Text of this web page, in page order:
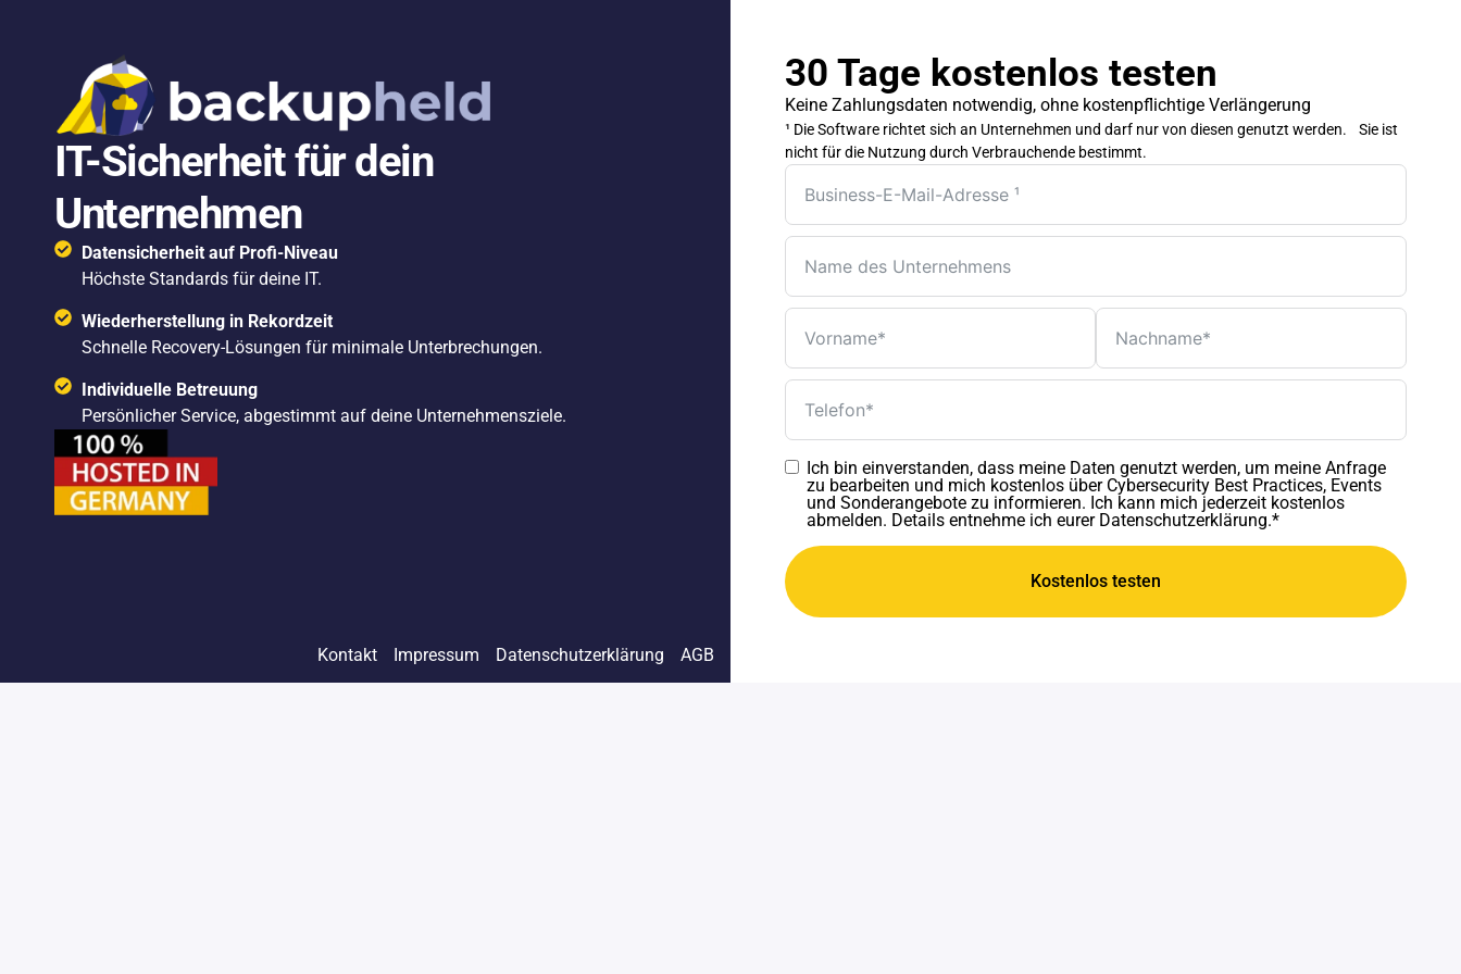
IT-Sicherheit für dein
Unternehmen
Datensicherheit auf Profi-Niveau
Höchste Standards für deine IT.
Wiederherstellung in Rekordzeit
Schnelle Recovery-Lösungen für minimale Unterbrechungen.
Individuelle Betreuung
Persönlicher Service, abgestimmt auf deine Unternehmensziele.
Kontakt Impressum Datenschutzerklärung AGB
30 Tage kostenlos testen
Keine Zahlungsdaten notwendig, ohne kostenpflichtige Verlängerung
¹ Die Software richtet sich an Unternehmen und darf nur von diesen genutzt werden. Sie ist
nicht für die Nutzung durch Verbrauchende bestimmt.
Ich bin einverstanden, dass meine Daten genutzt werden, um meine Anfrage
zu bearbeiten und mich kostenlos über Cybersecurity Best Practices, Events
und Sonderangebote zu informieren. Ich kann mich jederzeit kostenlos
abmelden. Details entnehme ich eurer Datenschutzerklärung.*
Kostenlos testen